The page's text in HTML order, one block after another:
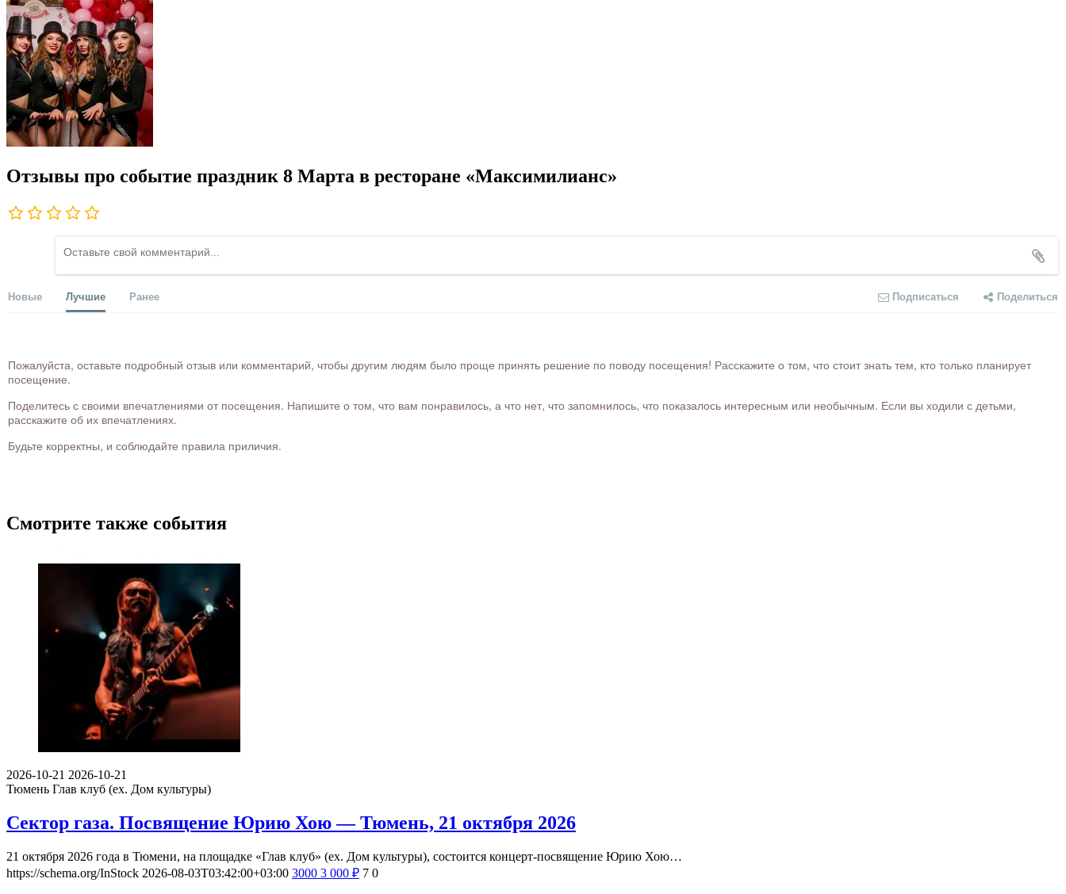
Отзывы про событие праздник 8 Марта в ресторане «Максимилианс»
Новые Лучшие Ранее Подписаться Поделиться
Пожалуйста, оставьте подробный отзыв или комментарий, чтобы другим людям было проще принять решение по поводу посещения! Расскажите о том, что стоит знать тем, кто только планирует
посещение.
Поделитесь с своими впечатлениями от посещения. Напишите о том, что вам понравилось, а что нет, что запомнилось, что показалось интересным или необычным. Если вы ходили с детьми,
расскажите об их впечатлениях.
Будьте корректны, и соблюдайте правила приличия.
Смотрите также события
2026-10-21 2026-10-21
Тюмень Глав клуб (ex. Дом культуры)
Сектор газа. Посвящение Юрию Хою — Тюмень, 21 октября 2026
21 октября 2026 года в Тюмени, на площадке «Глав клуб» (ex. Дом культуры), состоится концерт-посвящение Юрию Хою…
https://schema.org/InStock 2026-08-03T03:42:00+03:00 3000 3 000 ₽ 7 0